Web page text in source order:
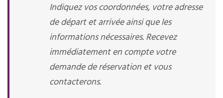
Indiquez vos coordonnées, votre adresse
de départ et arrivée ainsi que les
informations nécessaires. Recevez
immédiatement en compte votre
demande de réservation et vous
contacterons.